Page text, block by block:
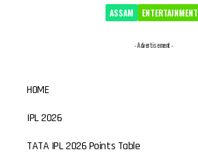
ASSAM ENTERTAINMENT
- Advertisement -
HOME
IPL 2026
TATA IPL 2026 Points Table